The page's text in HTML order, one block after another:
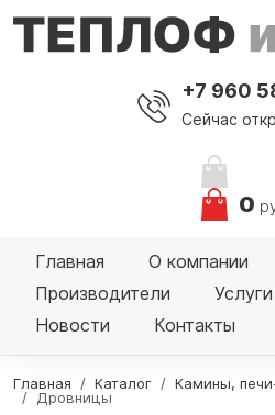
+7 960
Сейчас
0
Главная О компании
Производители
Услуги
Новости
Контакты
Главная Каталог Камины,
Дровницы